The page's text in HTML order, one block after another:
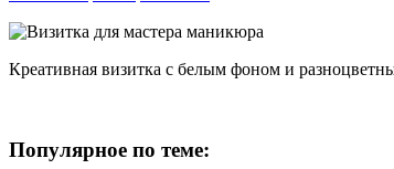
Креативная визитка с белым фоном и
Популярное по теме: